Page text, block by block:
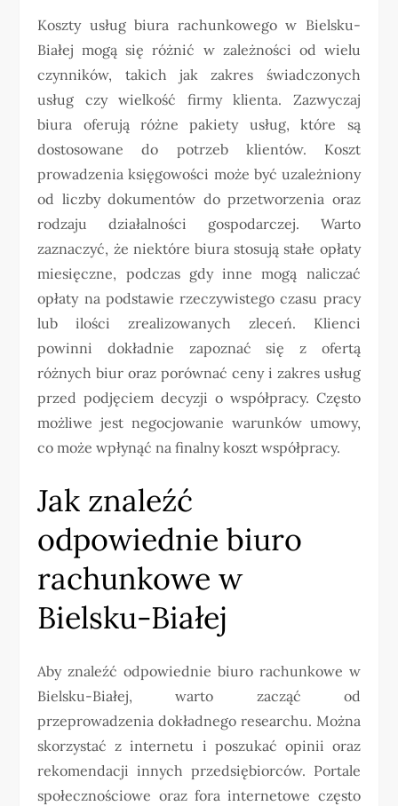
Koszty usług biura rachunkowego w Bielsku-
Białej mogą się różnić w zależności od wielu
czynników, takich jak zakres świadczonych
usług czy wielkość firmy klienta. Zazwyczaj
biura oferują różne pakiety usług, które są
dostosowane do potrzeb klientów. Koszt
prowadzenia księgowości może być uzależniony
od liczby dokumentów do przetworzenia oraz
rodzaju działalności gospodarczej. Warto
zaznaczyć, że niektóre biura stosują stałe opłaty
miesięczne, podczas gdy inne mogą naliczać
opłaty na podstawie rzeczywistego czasu pracy
lub ilości zrealizowanych zleceń. Klienci
powinni dokładnie zapoznać się z ofertą
różnych biur oraz porównać ceny i zakres usług
przed podjęciem decyzji o współpracy. Często
możliwe jest negocjowanie warunków umowy,
co może wpłynąć na finalny koszt współpracy.
Jak znaleźć
odpowiednie biuro
rachunkowe w
Bielsku-Białej
Aby znaleźć odpowiednie biuro rachunkowe w
Bielsku-Białej, warto zacząć od
przeprowadzenia dokładnego researchu. Można
skorzystać z internetu i poszukać opinii oraz
rekomendacji innych przedsiębiorców. Portale
społecznościowe oraz fora internetowe często